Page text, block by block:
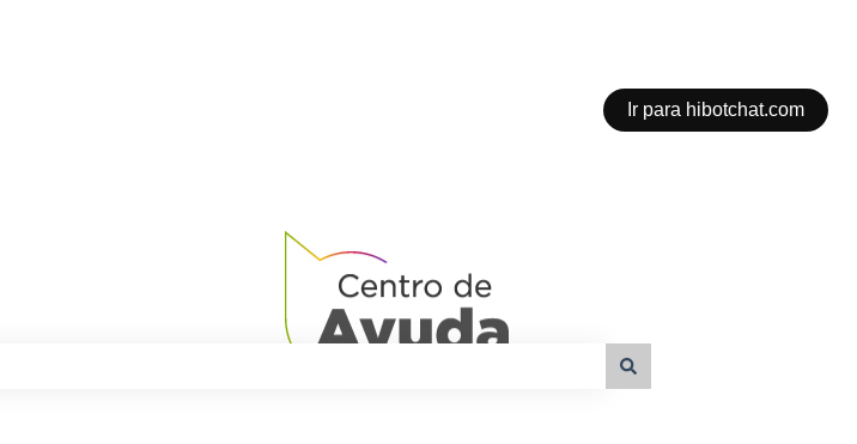
Ir para hibotchat.com